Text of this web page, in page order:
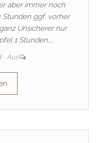
aber immer noch
ggf. vorher
Unsicherer nur
1 Stunden,…
Aus